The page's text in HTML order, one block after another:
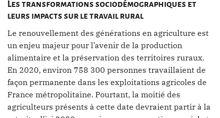
Les transformations sociodémographiques et
leurs impacts sur le travail rural
Le renouvellement des générations en agriculture est
un enjeu majeur pour l’avenir de la production
alimentaire et la préservation des territoires ruraux.
En 2020, environ 758 300 personnes travaillaient de
façon permanente dans les exploitations agricoles de
France métropolitaine. Pourtant, la moitié des
agriculteurs présents à cette date devraient partir à la